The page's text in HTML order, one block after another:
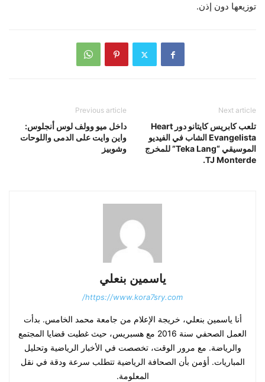
توزيعها دون إذن.
Previous article
داخل ميو وولف لوس أنجلوس:
واين وايت على الدمى واللوحات
وشوبيز
Next article
تلعب كابريس كايتانو دور Heart
Evangelista الشاب في الفيديو
الموسيقي “Teka Lang” للمخرج
TJ Monterde.
ياسمين بنعلي
https://www.kora7sry.com/
أنا ياسمين بنعلي، خريجة الإعلام من جامعة محمد الخامس. بدأت
العمل الصحفي سنة 2016 مع هسبريس، حيث غطيت قضايا المجتمع
والرياضة. مع مرور الوقت، تخصصت في الأخبار الرياضية وتحليل
المباريات. أؤمن بأن الصحافة الرياضية تتطلب سرعة ودقة في نقل
المعلومة.